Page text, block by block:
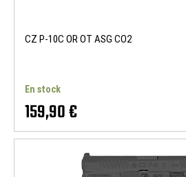
CZ P-10C OR OT ASG CO2
En stock
159,90 €